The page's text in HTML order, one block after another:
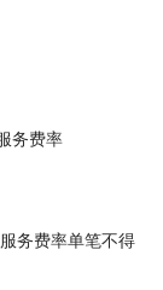
务费率
务费率单笔不得